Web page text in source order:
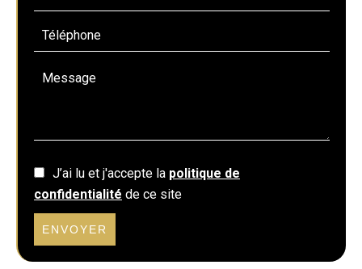
J’ai lu et j'accepte la politique de
confidentialité de ce site
ENVOYER